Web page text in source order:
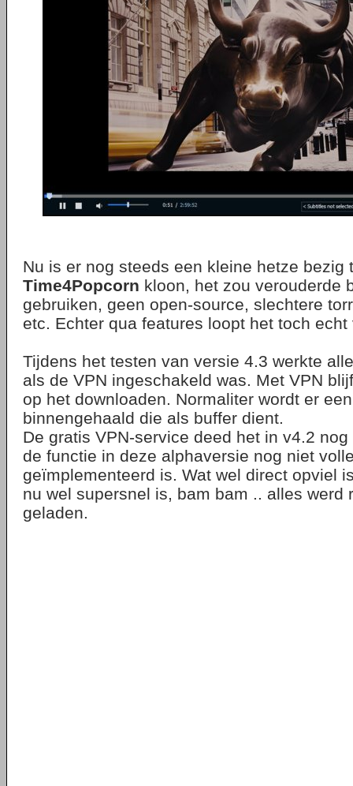
Nu is er nog steeds een kleine hetze bezig
Time4Popcorn kloon, het zou verouderde
gebruiken, geen open-source, slechtere
etc. Echter qua features loopt het toch echt
Tijdens het testen van versie 4.3 werkte
als de VPN ingeschakeld was. Met VPN
op het downloaden. Normaliter wordt er
binnengehaald die als buffer dient.
De gratis VPN-service deed het in v4.2
de functie in deze alphaversie nog niet
geïmplementeerd is. Wat wel direct opviel
nu wel supersnel is, bam bam .. alles werd
geladen.